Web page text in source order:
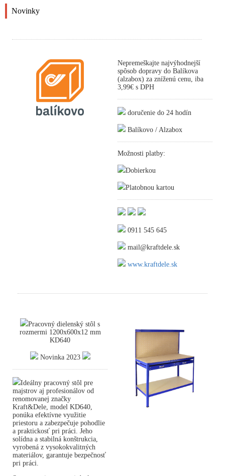
Novinky
Nepremeškajte najvýhodnejší
spôsob dopravy do Balíkova
(alzabox) za zníženú cenu, iba
3,99€ s DPH
doručenie do 24 hodín
Balíkovo / Alzabox
Možnosti platby:
Dobierkou
Platobnou kartou
0911 545 645
mail@kraftdele.sk
www.kraftdele.sk
Pracovný dielenský stôl s
rozmermi 1200x600x12 mm
KD640
Novinka 2023
Ideálny pracovný stôl pre
majstrov aj profesionálov od
renomovanej značky
Kraft&Dele, model KD640,
ponúka efektívne využitie
priestoru a zabezpečuje pohodlie
a praktickosť pri práci. Jeho
solídna a stabilná konštrukcia,
vyrobená z vysokokvalitných
materiálov, garantuje bezpečnosť
pri práci.